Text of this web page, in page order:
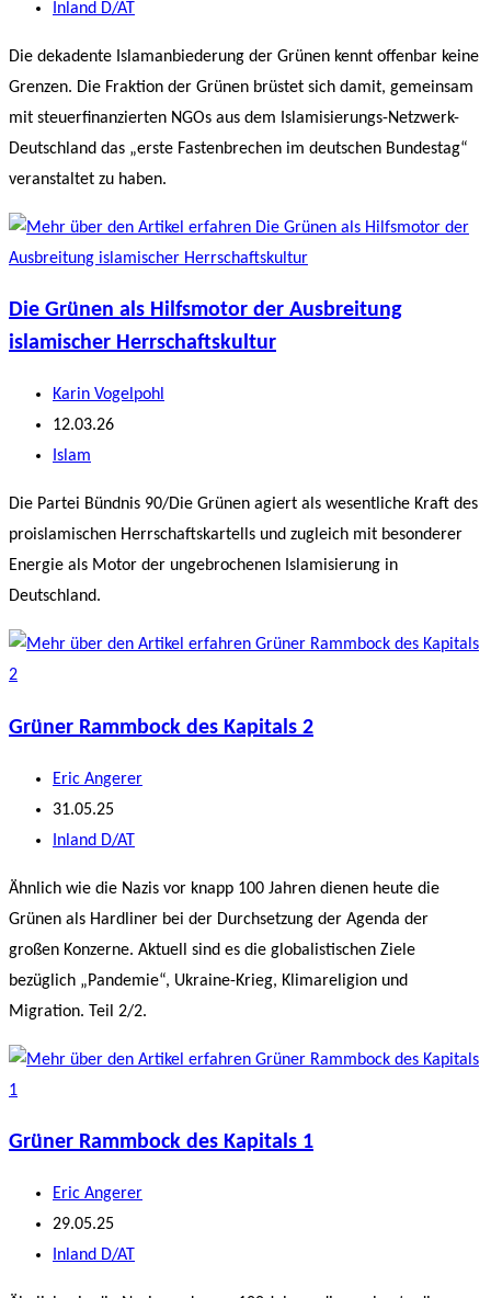
veröffentlicht:
Beitrags-
Inland D/AT
Die dekadente Islamanbiederung der Grünen kennt offenbar keine
Grenzen. Die Fraktion der Grünen brüstet sich damit, gemeinsam
mit steuerfinanzierten NGOs aus dem Islamisierungs-Netzwerk-
Deutschland das „erste Fastenbrechen im deutschen Bundestag“
veranstaltet zu haben.
Die Grünen als Hilfsmotor der Ausbreitung
islamischer Herrschaftskultur
Beitrags-
Autor:
Karin Vogelpohl
Beitrag
veröffentlicht:
12.03.26
Beitrags-
Islam
Die Partei Bündnis 90/Die Grünen agiert als wesentliche Kraft des
proislamischen Herrschaftskartells und zugleich mit besonderer
Energie als Motor der ungebrochenen Islamisierung in
Deutschland.
Grüner Rammbock des Kapitals 2
Beitrags-
Autor:
Eric Angerer
Beitrag
veröffentlicht:
31.05.25
Beitrags-
Inland D/AT
Ähnlich wie die Nazis vor knapp 100 Jahren dienen heute die
Grünen als Hardliner bei der Durchsetzung der Agenda der
großen Konzerne. Aktuell sind es die globalistischen Ziele
bezüglich „Pandemie“, Ukraine-Krieg, Klimareligion und
Migration. Teil 2/2.
Grüner Rammbock des Kapitals 1
Beitrags-
Autor:
Eric Angerer
Beitrag
veröffentlicht:
29.05.25
Beitrags-
Inland D/AT